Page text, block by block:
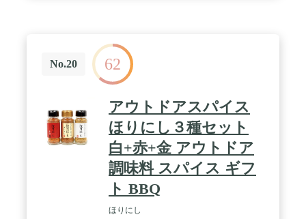
No.20 62
アウトドアスパイス
ほりにし３種セット
白+赤+金 アウトドア
調味料 スパイス ギフ
ト BBQ
ほりにし